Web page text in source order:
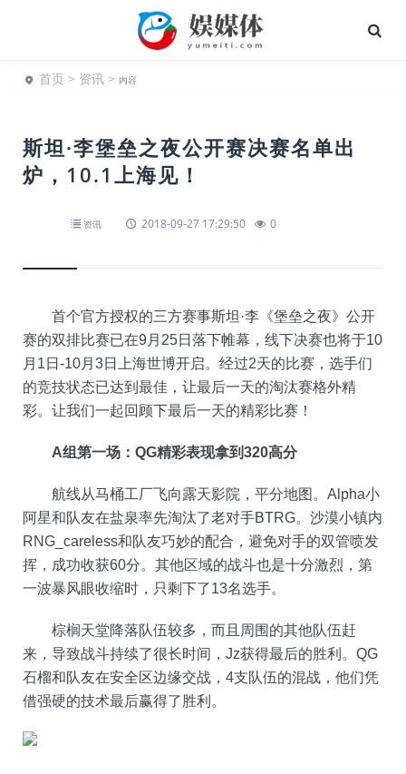
首页 > 资讯 > 内容
斯坦·李堡垒之夜公开赛决赛名单出
炉，10.1上海见！
资讯 2018-09-27 17:29:50 0
首个官方授权的三方赛事斯坦·李《堡垒之夜》公开
赛的双排比赛已在9月25日落下帷幕，线下决赛也将于10
月1日-10月3日上海世博开启。经过2天的比赛，选手们
的竞技状态已达到最佳，让最后一天的淘汰赛格外精
彩。让我们一起回顾下最后一天的精彩比赛！
A组第一场：QG精彩表现拿到320高分
航线从马桶工厂飞向露天影院，平分地图。Alpha小
阿星和队友在盐泉率先淘汰了老对手BTRG。沙漠小镇内
RNG_careless和队友巧妙的配合，避免对手的双管喷发
挥，成功收获60分。其他区域的战斗也是十分激烈，第
一波暴风眼收缩时，只剩下了13名选手。
棕榈天堂降落队伍较多，而且周围的其他队伍赶
来，导致战斗持续了很长时间，Jz获得最后的胜利。QG
石榴和队友在安全区边缘交战，4支队伍的混战，他们凭
借强硬的技术最后赢得了胜利。